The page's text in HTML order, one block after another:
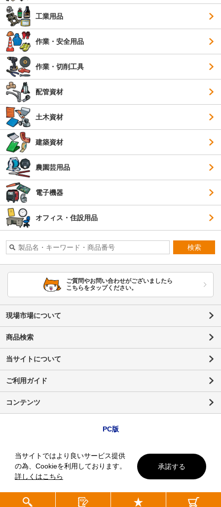
工業用品
作業・安全用品
作業・切削工具
配管資材
土木資材
建築資材
農園芸用品
電子機器
オフィス・住設用品
検索
ご質問やお問い合わせがございましたら
こちらをタップください。
現場市場について
商品検索
当サイトについて
ご利用ガイド
コンテンツ
PC版
当サイトではより良いサービス提供
の為、Cookieを利用しております。
詳しくはこちら
承諾する